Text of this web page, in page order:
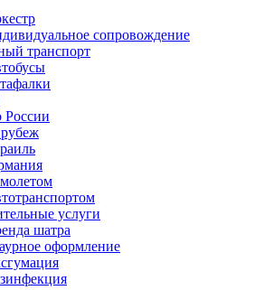
сопровождение
транспорт
России
услуги
шатра
оформление